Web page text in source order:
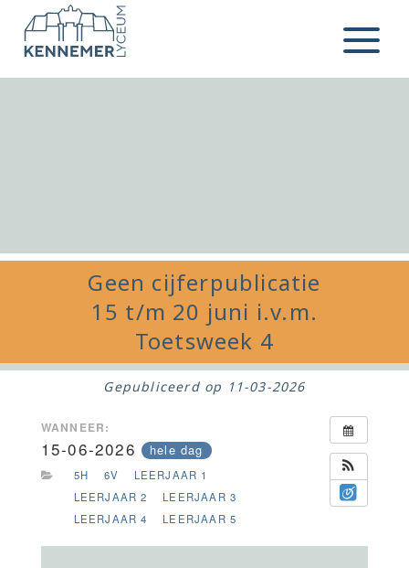
Ga naar de inhoud
Menu
Geen cijferpublicatie
15 t/m 20 juni i.v.m.
Toetsweek 4
Gepubliceerd op 11-03-2026
WANNEER:
15-06-2026 hele dag
5H 6V
LEERJAAR 1
LEERJAAR 2
LEERJAAR 3
LEERJAAR 4
LEERJAAR 5